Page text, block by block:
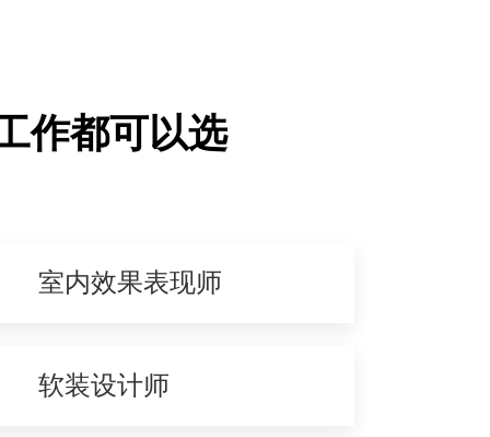
作都可以选
室内效果表现师
软装设计师